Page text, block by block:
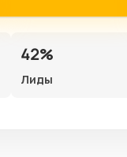
42%
Лиды